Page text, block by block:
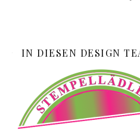
IN DIESEN DESIGN